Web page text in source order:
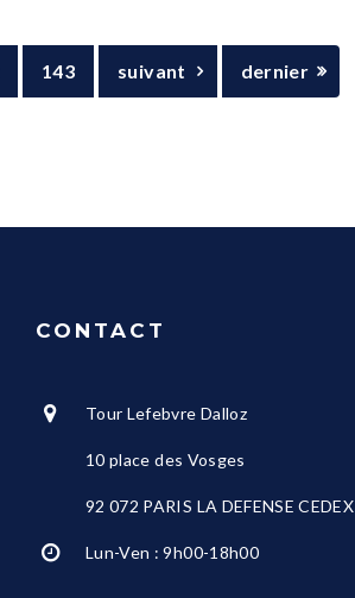
143 suivant dernier
CONTACT
Tour Lefebvre Dalloz
10 place des Vosges
92 072 PARIS LA DEFENSE CEDEX
Lun-Ven : 9h00-18h00